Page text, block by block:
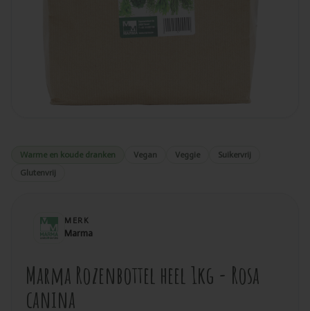
Warme en koude dranken Vegan Veggie
Suikervrij
Glutenvrij
MERK
Marma
Marma Rozenbottel heel 1kg - Rosa
canina